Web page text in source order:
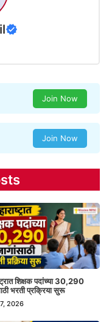
Join Now
Join Now
शिक्षक पदांच्या 30,290
भरती प्रक्रिया सुरू
2026